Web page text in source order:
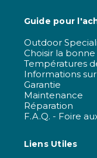
Guide pour
Outdoor
Choisir la
Températures
Informations
Garantie
Maintenance
Réparation
F.A.Q. - Foire
Liens Utiles